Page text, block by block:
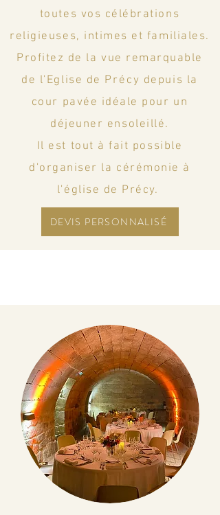
toutes vos célébrations
religieuses, intimes et familiales.
Profitez de la vue remarquable
de l'Eglise de Précy depuis la
cour pavée idéale pour un
déjeuner ensoleillé.
Il est tout à fait possible
d'organiser la cérémonie à
l'église de Précy.
DEVIS PERSONNALISÉ